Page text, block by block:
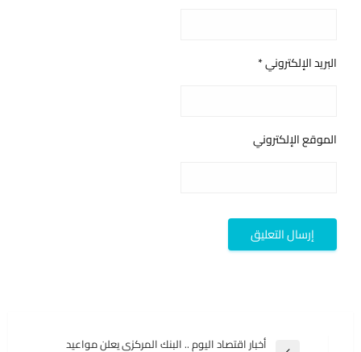
البريد الإلكتروني*
الموقع الإلكتروني
أخبار اقتصاد اليوم .. البنك المركزى يعلن مواعيد